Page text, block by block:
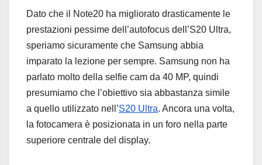
Dato che il Note20 ha migliorato drasticamente le
prestazioni pessime dell’autofocus dell’S20 Ultra,
speriamo sicuramente che Samsung abbia
imparato la lezione per sempre. Samsung non ha
parlato molto della selfie cam da 40 MP, quindi
presumiamo che l’obiettivo sia abbastanza simile
a quello utilizzato nell’S20 Ultra. Ancora una volta,
la fotocamera è posizionata in un foro nella parte
superiore centrale del display.